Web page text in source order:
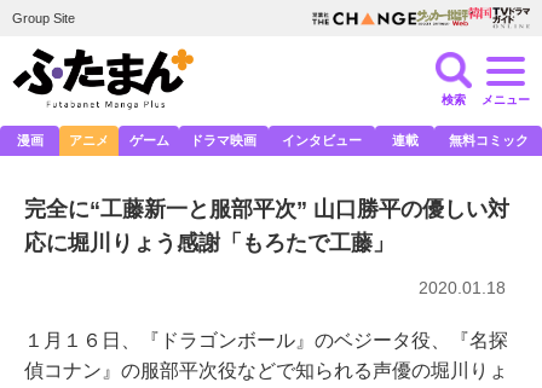
Group Site
検索 メニュー
漫画 アニメ ゲーム ドラマ映画 インタビュー 連載 無料コミック
完全に“工藤新一と服部平次” 山口勝平の優しい対
応に堀川りょう感謝「もろたで工藤」
2020.01.18
１月１６日、『ドラゴンボール』のベジータ役、『名探
偵コナン』の服部平次役などで知られる声優の堀川りょ